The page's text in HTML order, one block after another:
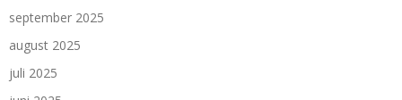
september 2025
august 2025
juli 2025